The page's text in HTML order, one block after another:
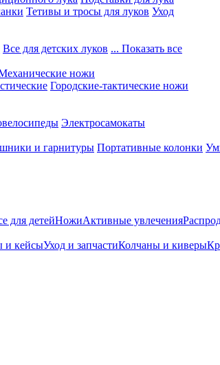
Тетивы и тросы для луков Уход
Все для детских луков ... Показать все
ножи
Городские-тактические ножи
Электросамокаты
и гарнитуры Портативные колонки
для детейНожиАктивные увлечения
и кейсыУход и запчастиКолчаны и киверы